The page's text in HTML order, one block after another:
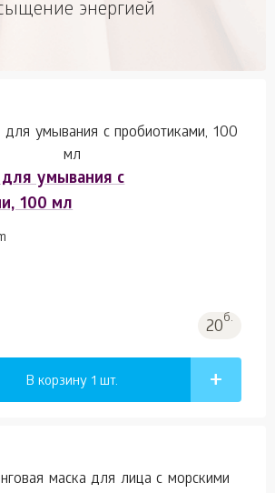
энергией
умывания с
100 мл
20б.
В корзину 1 шт.